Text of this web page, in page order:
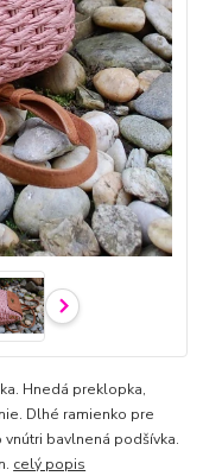
Hnedá preklopka,
Dlhé ramienko pre
bavlnená podšívka.
celý popis